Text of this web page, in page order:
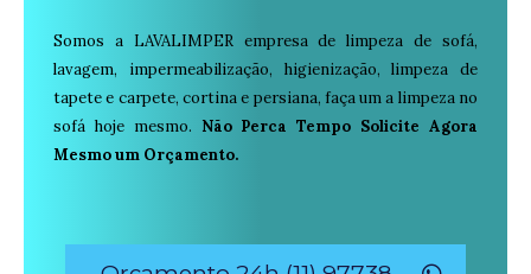
Somos a LAVALIMPER empresa de limpeza de sofá,
lavagem, impermeabilização, higienização, limpeza de
tapete e carpete, cortina e persiana, faça um a limpeza no
sofá hoje mesmo. Não Perca Tempo Solicite Agora
Mesmo um Orçamento.